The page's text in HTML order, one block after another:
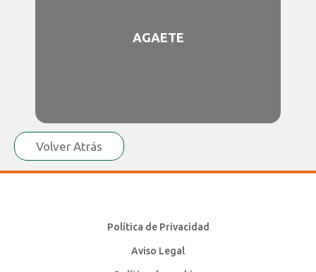
AGAETE
Volver Atrás
Política de Privacidad
Aviso Legal